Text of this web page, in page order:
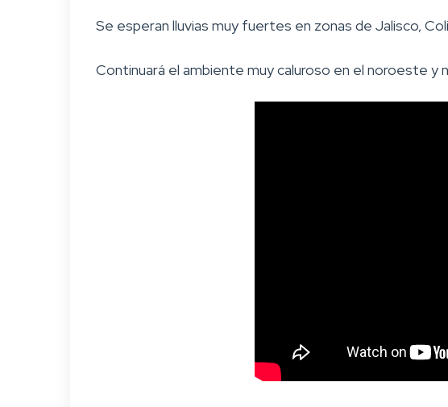
Se esperan lluvias muy fuertes en zonas de Jalisco,
Continuará el ambiente muy caluroso en el noroeste y